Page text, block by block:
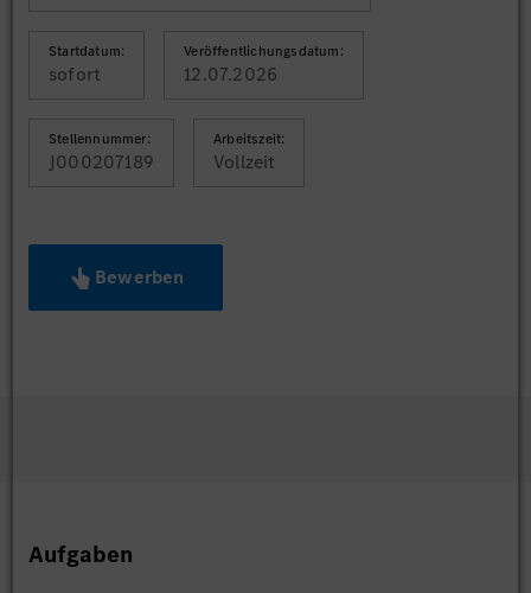
Startdatum:
sofort
Veröffentlichungsdatum:
12.07.2026
Stellennummer:
J000207189
Arbeitszeit:
Vollzeit
Bewerben
Aufgaben